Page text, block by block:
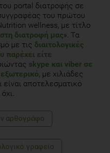
portal διατροφής σε
του πρώτου
wellness, με τίτλο
διατροφή μας». Τα
με τις διαιτολογικές
παρέχει είτε
skype και viber σε
, με χιλιάδες
είναι αποτελεσματικό
αρθογράφο
γραφείο